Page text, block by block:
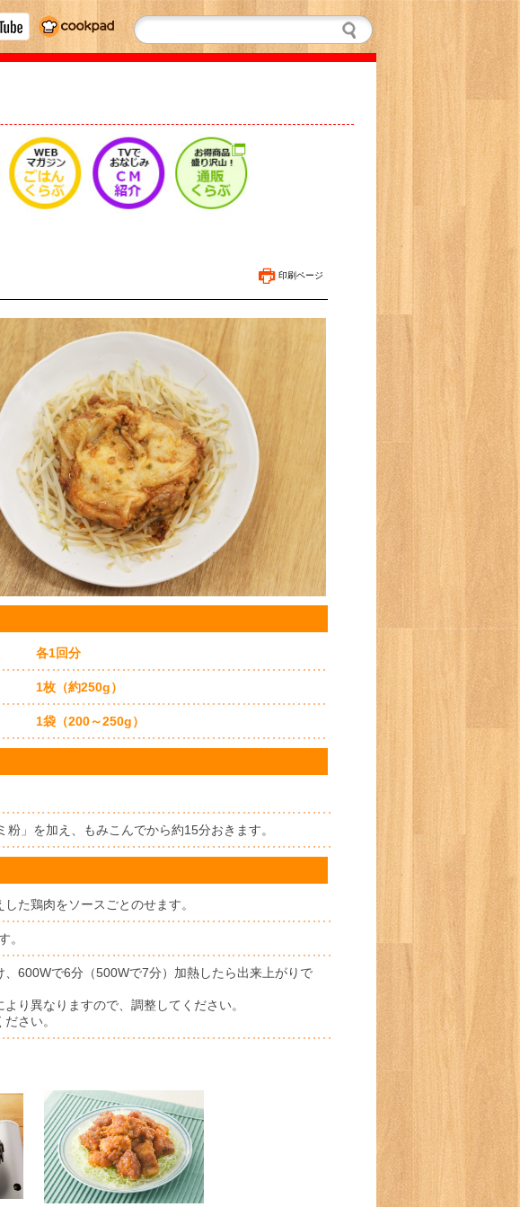
印刷ページ
各1回分
1枚（約250g）
1袋（200～250g）
」を加え、もみこんでから約15分おきます。
た鶏肉をソースごとのせます。
。
600Wで6分（500Wで7分）加熱したら出来上がりで
り異なりますので、調整してください。
さい。